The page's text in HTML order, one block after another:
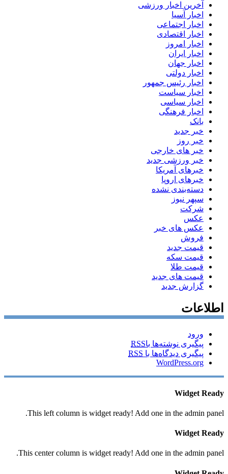
آخرین اخبار ورزشی
اخبار آسیا
اخبار اجتماعی
اخبار اقتصادی
اخبار امروز
اخبار ایران
اخبار جهان
اخبار دولتی
اخبار رئیس جمهور
اخبار سیاست
اخبار سیاسی
اخبار فرهنگی
بانک
خبر جدید
خبر روز
خبر های خارجی
خبر ورزشی جدید
خبرهای آمریکا
خبرهای اروپا
دسته‌بندی نشده
سپهر نیوز
شرکت
عکس
عکس های خبر
فروش
قیمت جدید
قیمت سکه
قیمت طلا
قیمت های جدید
گزارش جدید
اطلاعات
ورود
پیگیری نوشته‌ها باRSS
پیگیری دیدگاه‌ها با RSS
WordPress.org
Widget Ready
This left column is widget ready! Add one in the admin panel.
Widget Ready
This center column is widget ready! Add one in the admin panel.